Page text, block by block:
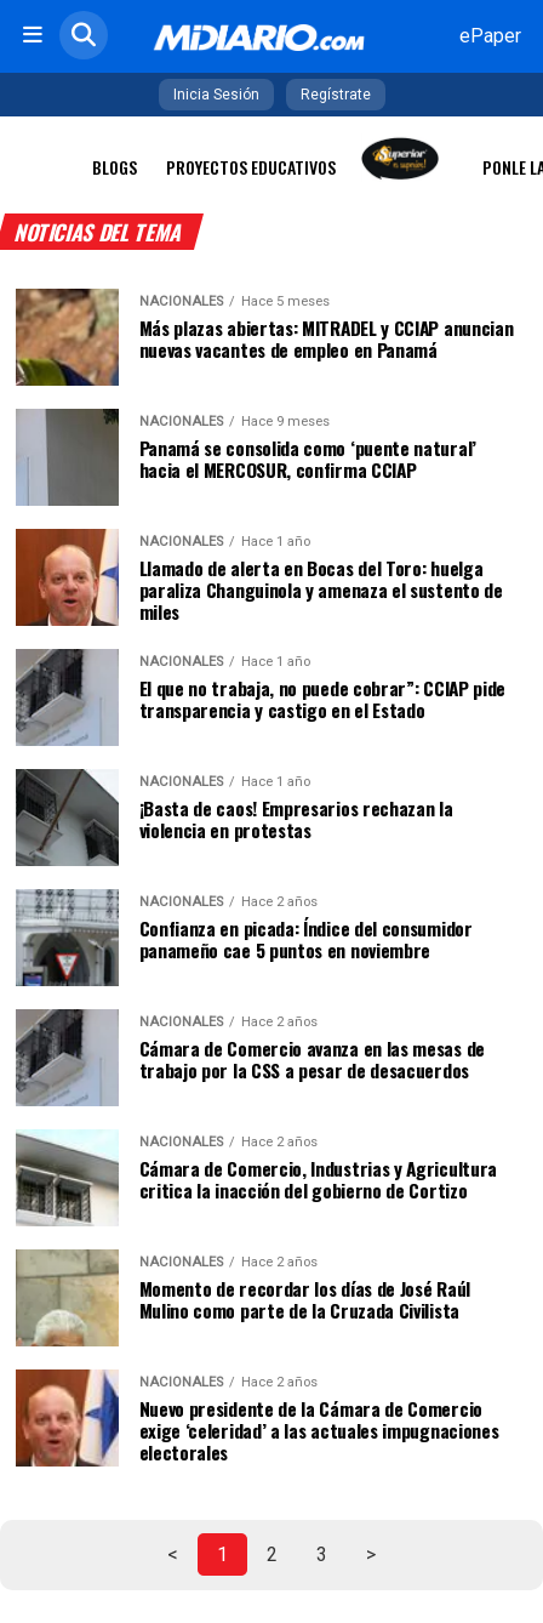
ePaper
Inicia Sesión Regístrate
BLOGS PROYECTOS EDUCATIVOS PONLE
NOTICIAS DEL TEMA
NACIONALES Hace 5 meses
Más plazas abiertas: MITRADEL y CCIAP anuncian
nuevas vacantes de empleo en Panamá
NACIONALES Hace 9 meses
Panamá se consolida como ‘puente natural’
hacia el MERCOSUR, confirma CCIAP
NACIONALES Hace 1 año
Llamado de alerta en Bocas del Toro: huelga
paraliza Changuinola y amenaza el sustento de
miles
NACIONALES Hace 1 año
El que no trabaja, no puede cobrar”: CCIAP pide
transparencia y castigo en el Estado
NACIONALES Hace 1 año
¡Basta de caos! Empresarios rechazan la
violencia en protestas
NACIONALES Hace 2 años
Confianza en picada: Índice del consumidor
panameño cae 5 puntos en noviembre
NACIONALES Hace 2 años
Cámara de Comercio avanza en las mesas de
trabajo por la CSS a pesar de desacuerdos
NACIONALES Hace 2 años
Cámara de Comercio, Industrias y Agricultura
critica la inacción del gobierno de Cortizo
NACIONALES Hace 2 años
Momento de recordar los días de José Raúl
Mulino como parte de la Cruzada Civilista
NACIONALES Hace 2 años
Nuevo presidente de la Cámara de Comercio
exige ‘celeridad’ a las actuales impugnaciones
electorales
< 1 2 3 >